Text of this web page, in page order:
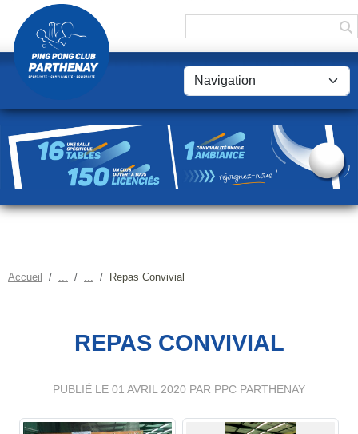
Accueil Repas Convivial
REPAS CONVIVIAL
PUBLIÉ LE 01 AVRIL 2020 PAR PPC PARTHENAY
Panneau de gestion des cookies